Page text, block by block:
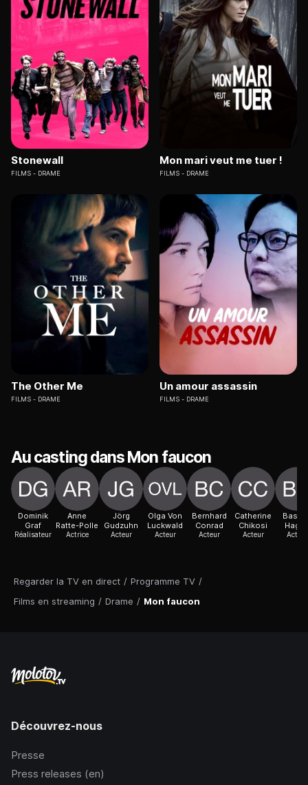
Regarder la TV en direct / Programme TV /
Films en streaming / Drame / Mon faucon
Stonewall
FILMS DRAME
Mon mari veut me tuer !
FILMS DRAME
The Other Me
FILMS DRAME
Un amour assassin
FILMS DRAME
Au casting dans Mon faucon
Dominik
Graf
Réalisateur
Anne
Ratte-Polle
Actrice
Jörg
Gudzuhn
Acteur
Olga Von
Luckwald
Acteur
Bernhard
Conrad
Acteur
Catherine
Chikosi
Acteur Acteur
Découvrez-nous
Presse
Press releases (en)